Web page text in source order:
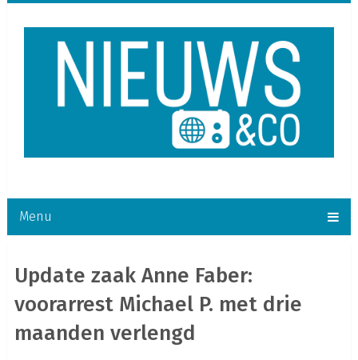
Menu
Update zaak Anne Faber:
voorarrest Michael P. met drie
maanden verlengd